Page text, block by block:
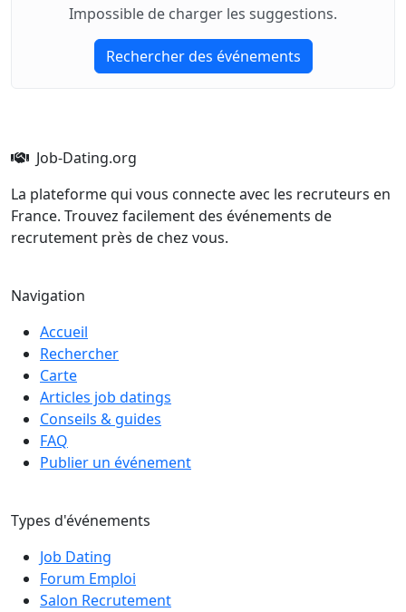
Impossible de charger les suggestions.
Rechercher des événements
Job-Dating.org
La plateforme qui vous connecte avec les recruteurs en
France. Trouvez facilement des événements de
recrutement près de chez vous.
Navigation
Accueil
Rechercher
Carte
Articles job datings
Conseils & guides
FAQ
Publier un événement
Types d'événements
Job Dating
Forum Emploi
Salon Recrutement